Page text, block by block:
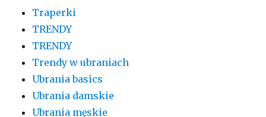
Traperki
TRENDY
TRENDY
Trendy w ubraniach
Ubrania basics
Ubrania damskie
Ubrania męskie